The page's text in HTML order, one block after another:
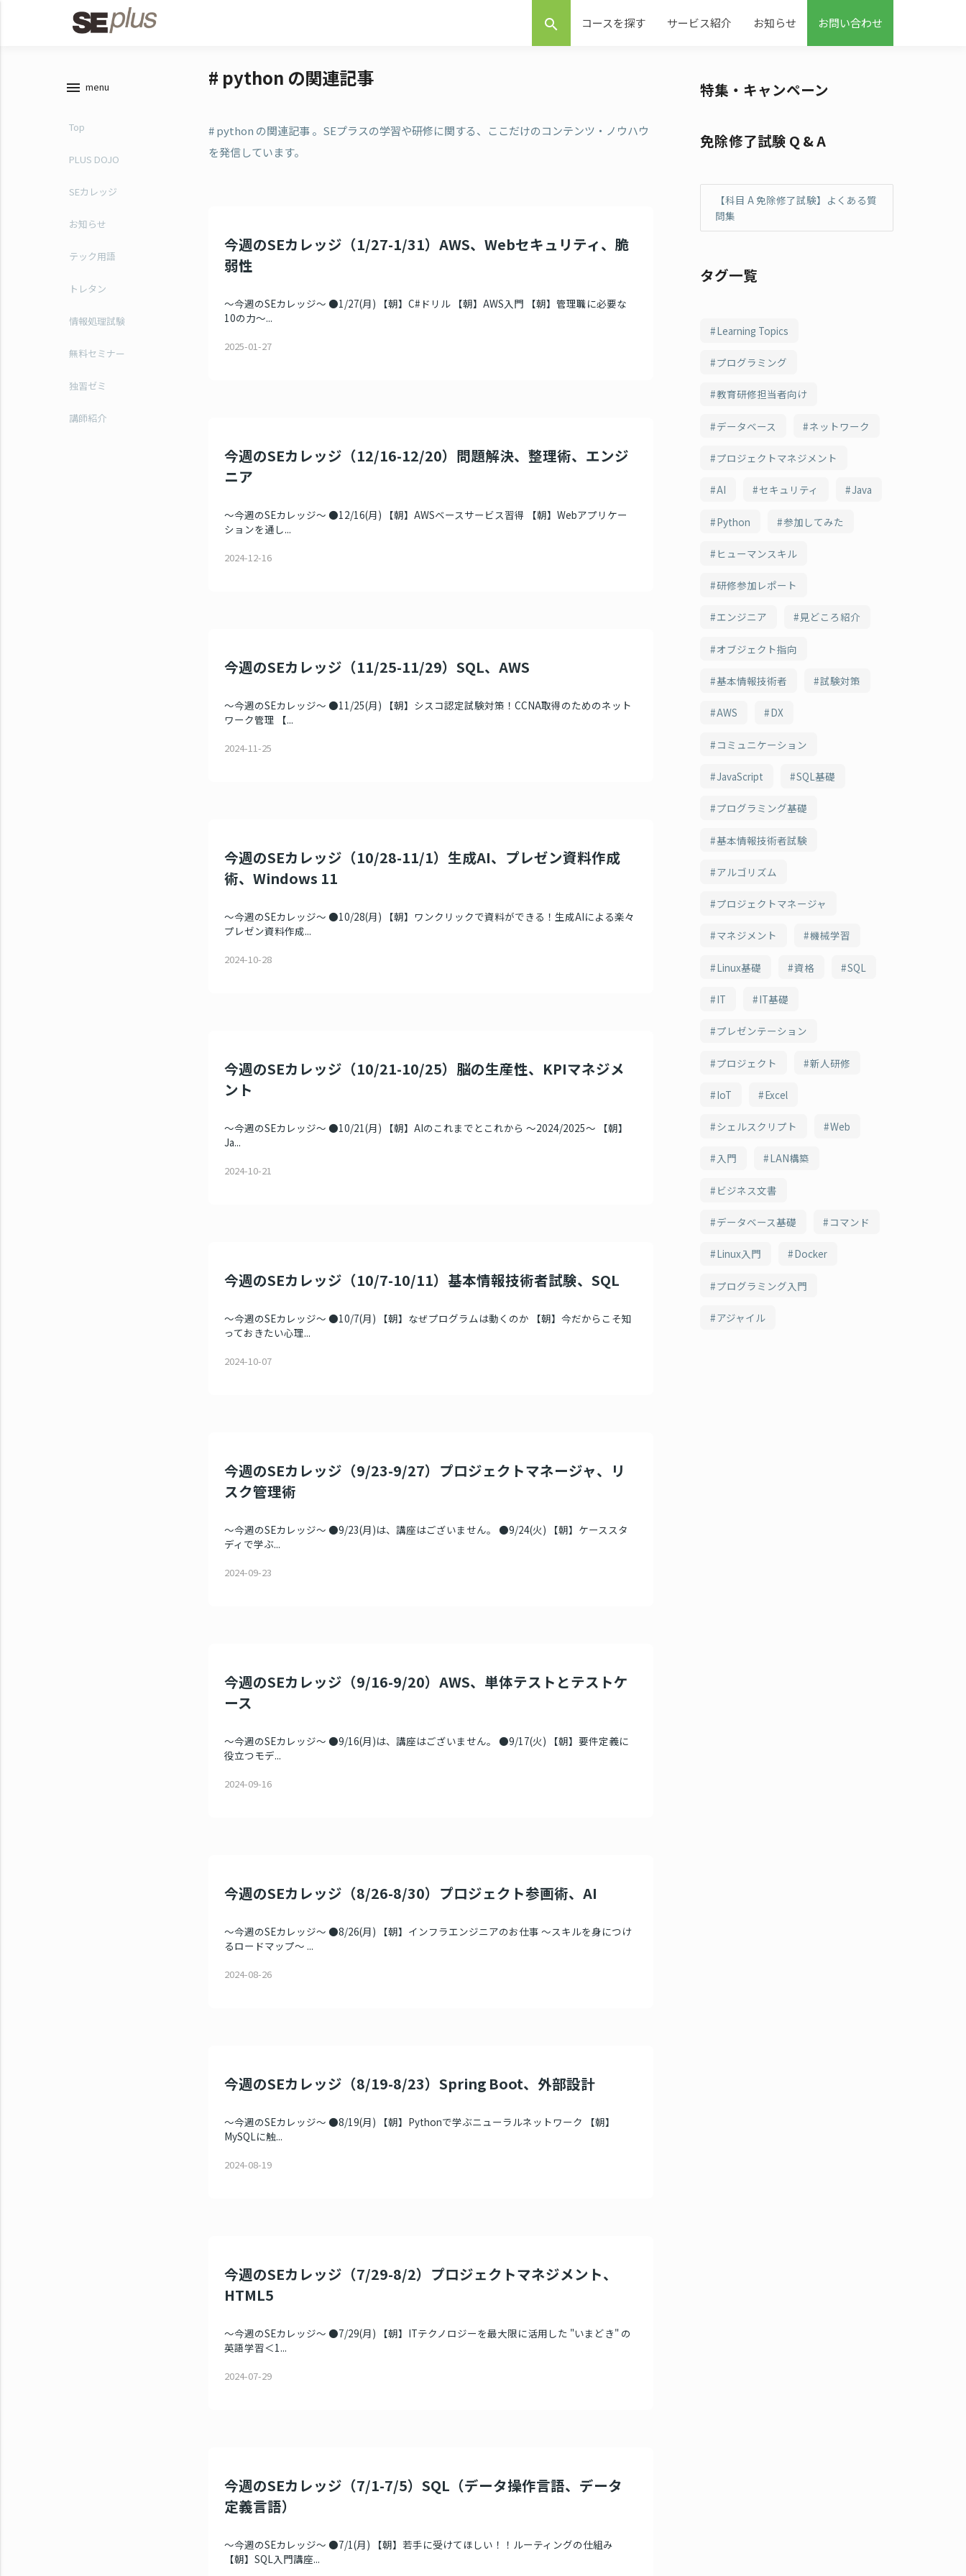
search コースを探す サービス紹介 お知らせ お問い合わせ
menu menu
Top
PLUS DOJO
SEカレッジ
お知らせ
テック用語
トレタン
情報処理試験
無料セミナー
独習ゼミ
講師紹介
# python の関連記事
# python の関連記事 。SEプラスの学習や研修に関する、ここだけのコンテンツ・ノウハウ
を発信しています。
今週のSEカレッジ（1/27-1/31）AWS、Webセキュリティ、脆
弱性
～今週のSEカレッジ～ ●1/27(月) 【朝】C#ドリル 【朝】AWS入門 【朝】管理職に必要な
10の力～...
2025-01-27
今週のSEカレッジ（12/16-12/20）問題解決、整理術、エンジ
ニア
～今週のSEカレッジ～ ●12/16(月) 【朝】AWSベースサービス習得 【朝】Webアプリケー
ションを通し...
2024-12-16
今週のSEカレッジ（11/25-11/29）SQL、AWS
～今週のSEカレッジ～ ●11/25(月) 【朝】シスコ認定試験対策！CCNA取得のためのネット
ワーク管理 【...
2024-11-25
今週のSEカレッジ（10/28-11/1）生成AI、プレゼン資料作成
術、Windows 11
～今週のSEカレッジ～ ●10/28(月) 【朝】ワンクリックで資料ができる！生成AIによる楽々
プレゼン資料作成...
2024-10-28
今週のSEカレッジ（10/21-10/25）脳の生産性、KPIマネジメ
ント
～今週のSEカレッジ～ ●10/21(月) 【朝】AIのこれまでとこれから ～2024/2025～ 【朝】
Ja...
2024-10-21
今週のSEカレッジ（10/7-10/11）基本情報技術者試験、SQL
～今週のSEカレッジ～ ●10/7(月) 【朝】なぜプログラムは動くのか 【朝】今だからこそ知
っておきたい心理...
2024-10-07
今週のSEカレッジ（9/23-9/27）プロジェクトマネージャ、リ
スク管理術
～今週のSEカレッジ～ ●9/23(月)は、講座はございません。 ●9/24(火) 【朝】ケーススタ
ディで学ぶ...
2024-09-23
今週のSEカレッジ（9/16-9/20）AWS、単体テストとテストケ
ース
～今週のSEカレッジ～ ●9/16(月)は、講座はございません。 ●9/17(火) 【朝】要件定義に
役立つモデ...
2024-09-16
今週のSEカレッジ（8/26-8/30）プロジェクト参画術、AI
～今週のSEカレッジ～ ●8/26(月) 【朝】インフラエンジニアのお仕事 ～スキルを身につけ
るロードマップ～ ...
2024-08-26
今週のSEカレッジ（8/19-8/23）Spring Boot、外部設計
～今週のSEカレッジ～ ●8/19(月) 【朝】Pythonで学ぶニューラルネットワーク 【朝】
MySQLに触...
2024-08-19
今週のSEカレッジ（7/29-8/2）プロジェクトマネジメント、
HTML5
～今週のSEカレッジ～ ●7/29(月) 【朝】ITテクノロジーを最大限に活用した "いまどき" の
英語学習＜1...
2024-07-29
今週のSEカレッジ（7/1-7/5）SQL（データ操作言語、データ
定義言語）
～今週のSEカレッジ～ ●7/1(月) 【朝】若手に受けてほしい！！ルーティングの仕組み
【朝】SQL入門講座...
特集・キャンペーン
免除修了試験 Q & A
【科目 A 免除修了試験】よくある質
問集
タグ一覧
Learning Topics
プログラミング
教育研修担当者向け
データベース ネットワーク
プロジェクトマネジメント
AI セキュリティ Java
Python 参加してみた
ヒューマンスキル
研修参加レポート
エンジニア 見どころ紹介
オブジェクト指向
基本情報技術者 試験対策
AWS DX
コミュニケーション
JavaScript SQL基礎
プログラミング基礎
基本情報技術者試験
アルゴリズム
プロジェクトマネージャ
マネジメント 機械学習
Linux基礎 資格 SQL
IT IT基礎
プレゼンテーション
プロジェクト 新人研修
IoT Excel
シェルスクリプト Web
入門 LAN構築
ビジネス文書
データベース基礎 コマンド
Linux入門 Docker
プログラミング入門
アジャイル